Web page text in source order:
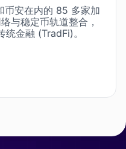
币安在内的 85 多家加
与稳定币轨道整合，
金融 (TradFi)。